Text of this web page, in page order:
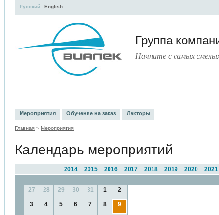
Группа
Начните с самых
Русский English
Мероприятия Обучение на заказ Лекторы
Главная > Мероприятия
Календарь мероприятий
2021
2020
2019
2018
2017
2016
2015
2014
27 28 29 30 31 1 2
3 4 5 6 7 8 9